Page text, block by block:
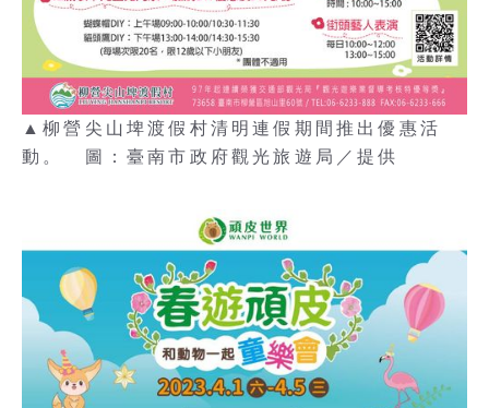
▲柳營尖山埤渡假村清明連假期間推出優惠活
動。 圖：臺南市政府觀光旅遊局／提供